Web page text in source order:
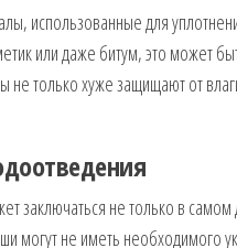
использованные для
или даже битум, это может
не только хуже защищают от
заключаться не только в
могут не иметь необходимого